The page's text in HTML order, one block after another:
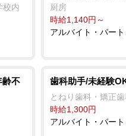
校内
厨房
時給1,140円～
アルバイト・パー
齢不 歯科助手/未経験
とねり歯科・矯正
時給1,300円
アルバイト・パー